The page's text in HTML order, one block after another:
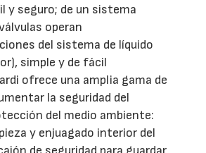
y seguro; de un sistema
operan
del sistema de líquido
simple y de fácil
ofrece una amplia gama de
la seguridad del
del medio ambiente:
y enjuagado interior del